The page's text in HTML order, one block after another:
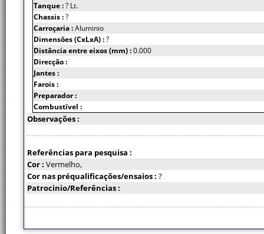
Tanque :? Lt.
Chassis :?
Carroçaria :Aluminio
Dimensões (CxLxA) :?
Distância entre eixos (mm) :0.000
Direcção :
Jantes :
Farois :
Preparador :
Combustível :
Observações :
Referências para pesquisa :
Cor : Vermelho,
Cor nas préqualificações/ensaios : ?
Patrocinio/Referências :